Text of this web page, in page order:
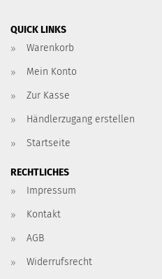
QUICK LINKS
Warenkorb
Mein Konto
Zur Kasse
Händlerzugang erstellen
Startseite
RECHTLICHES
Impressum
Kontakt
AGB
Widerrufsrecht